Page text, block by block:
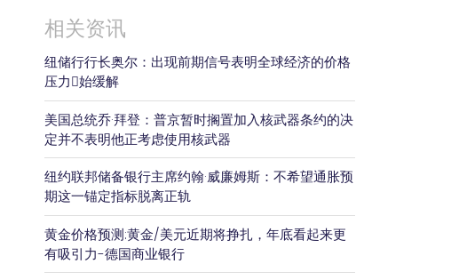
相关资讯
纽储行行长奥尔：出现前期信号表明全球经济的价格
压力𫔭始缓解
美国总统乔·拜登：普京暂时搁置加入核武器条约的决
定并不表明他正考虑使用核武器
纽约联邦储备银行主席约翰·威廉姆斯：不希望通胀预
期这一锚定指标脱离正轨
黄金价格预测:黄金/美元近期将挣扎，年底看起来更
有吸引力-德国商业银行